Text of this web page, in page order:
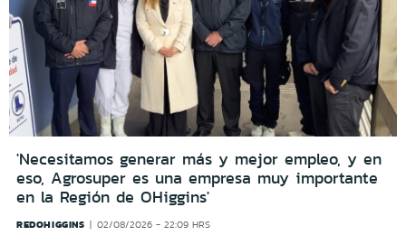
'Necesitamos generar más y mejor empleo, y en
eso, Agrosuper es una empresa muy importante
en la Región de OHiggins'
REDOHIGGINS 02/08/2026 - 22:09 HRS